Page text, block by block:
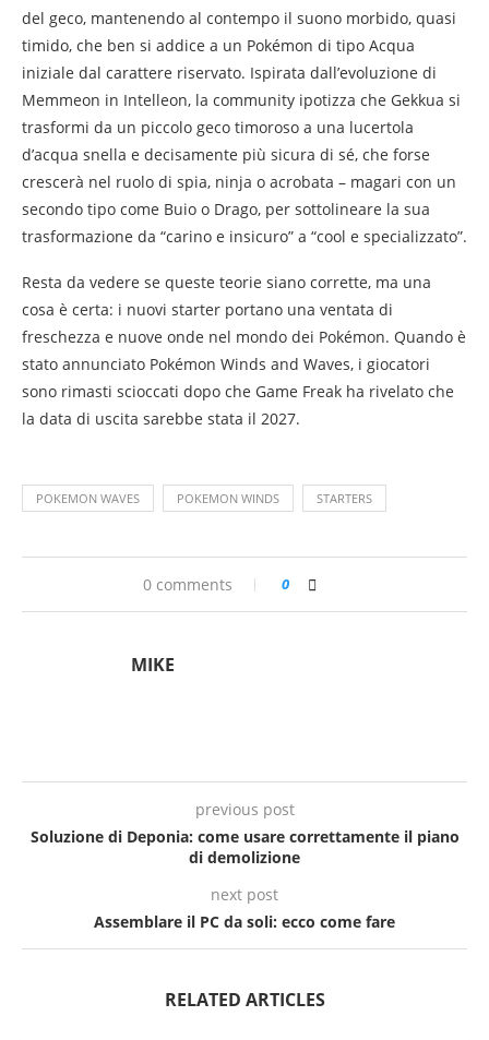
del geco, mantenendo al contempo il suono morbido, quasi
timido, che ben si addice a un Pokémon di tipo Acqua
iniziale dal carattere riservato. Ispirata dall’evoluzione di
Memmeon in Intelleon, la community ipotizza che Gekkua si
trasformi da un piccolo geco timoroso a una lucertola
d’acqua snella e decisamente più sicura di sé, che forse
crescerà nel ruolo di spia, ninja o acrobata – magari con un
secondo tipo come Buio o Drago, per sottolineare la sua
trasformazione da “carino e insicuro” a “cool e specializzato”.
Resta da vedere se queste teorie siano corrette, ma una
cosa è certa: i nuovi starter portano una ventata di
freschezza e nuove onde nel mondo dei Pokémon. Quando è
stato annunciato Pokémon Winds and Waves, i giocatori
sono rimasti scioccati dopo che Game Freak ha rivelato che
la data di uscita sarebbe stata il 2027.
POKEMON WAVES POKEMON WINDS STARTERS
0 comments 0
MIKE
previous post
Soluzione di Deponia: come usare correttamente il piano
di demolizione
next post
Assemblare il PC da soli: ecco come fare
RELATED ARTICLES